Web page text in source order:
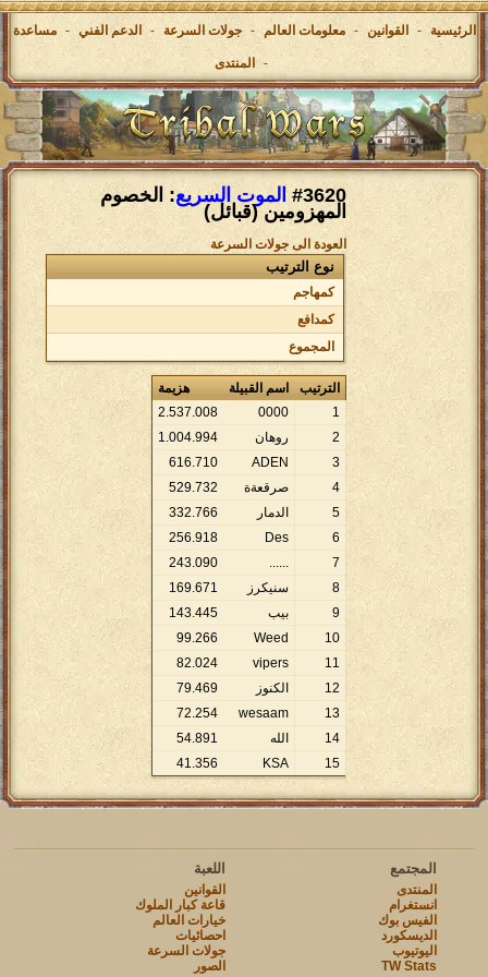
الرئيسية - القوانين - معلومات العالم - جولات السرعة - الدعم الفني - مساعدة
- المنتدى
#3620 الموت السريع: الخصوم
المهزومين (قبائل)
العودة الى جولات السرعة
نوع الترتيب
كمهاجم
كمدافع
المجموع
الترتيب اسم القبيلة
هزيمة
1
0000
2.537.008
2
روهان 1.004.994
3
ADEN
616.710
4
صرقعةة 529.732
5
الدمار 332.766
6
Des
256.918
7
......
243.090
8
سنيكرز 169.671
9
بيب 143.445
10
Weed
99.266
11
vipers
82.024
12
الكنوز 79.469
13
wesaam
72.254
14
الله 54.891
15
KSA
41.356
اللعبة
القوانين
قاعة كبار الملوك
خيارات العالم
احصائيات
جولات السرعة
الصور
المجتمع
المنتدى
انستغرام
الفيس بوك
الديسكورد
اليوتيوب
TW Stats